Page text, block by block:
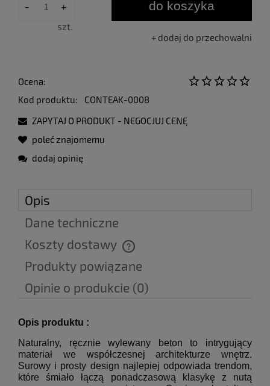
- +
szt.
do koszyka
dodaj do przechowalni
Ocena:
Kod produktu:
CONTEAK-0008
ZAPYTAJ O PRODUKT - NEGOCJUJ CENĘ
poleć znajomemu
dodaj opinię
Opis
Dane techniczne
Koszty dostawy
Cena nie zawiera ewentualnych kosztów płatności
Produkty powiązane
Opinie o produkcie (0)
Opis produktu :
Naturalny, ręcznie wylewany beton to intrygujący
materiał we współczesnej architekturze wnętrz.
Surowy i prosty design najlepiej odpowiada trendom,
które śmiało łączą ponadczasową klasykę z nutą